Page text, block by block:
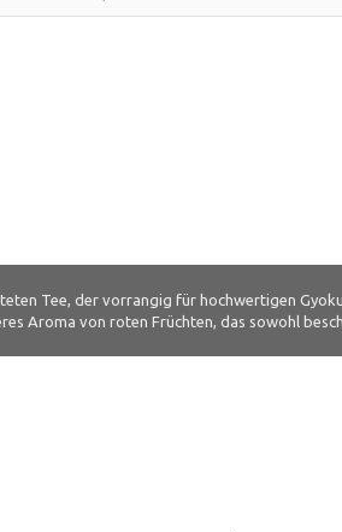
Tee, der vorrangig für hochwertigen
Aroma von roten Früchten, das sowohl